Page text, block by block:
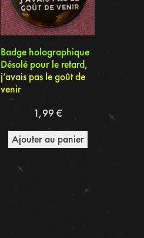
Badge holographique
Désolé pour le retard,
j’avais pas le goût de
venir
1,99 €
Ajouter au panier